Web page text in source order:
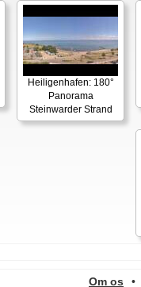
Heiligenhafen: 180°
Panorama
Steinwarder Strand
Om os •